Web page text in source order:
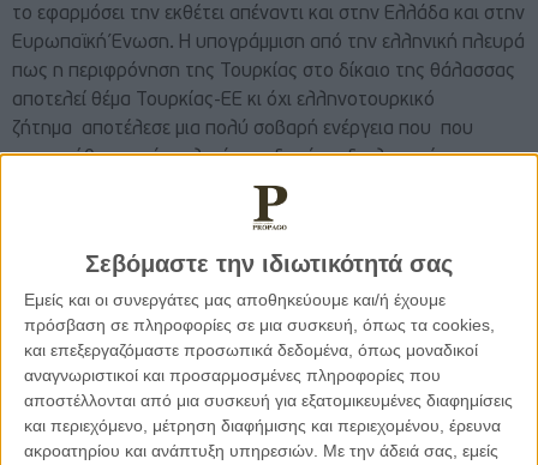
Σεβόμαστε την ιδιωτικότητά σας
Εμείς και οι συνεργάτες μας αποθηκεύουμε και/ή έχουμε
πρόσβαση σε πληροφορίες σε μια συσκευή, όπως τα cookies,
και επεξεργαζόμαστε προσωπικά δεδομένα, όπως μοναδικοί
αναγνωριστικοί και προσαρμοσμένες πληροφορίες που
αποστέλλονται από μια συσκευή για εξατομικευμένες διαφημίσεις
και περιεχόμενο, μέτρηση διαφήμισης και περιεχομένου, έρευνα
ακροατηρίου και ανάπτυξη υπηρεσιών. Με την άδειά σας, εμείς
το εφαρμόσει την εκθέτει απέναντι και στην Ελλάδα και στην
Ευρωπαϊκή Ένωση. Η υπογράμμιση από την ελληνική πλευρά
πως η περιφρόνηση της Τουρκίας στο δίκαιο της θάλασσας
αποτελεί θέμα Τουρκίας-ΕΕ κι όχι ελληνοτουρκικό
ζήτημα αποτέλεσε μια πολύ σοβαρή ενέργεια που που
υπηρετήθηκε από τη λεγόμενη δημόσια διπλωματία.
Σε ό,τι τώρα αφορά το μέλλον: η Τουρκία το 2020 δεν
ήταν απλώς προκλητική, ήταν επιθετική
. Επειδή όμως
σήμερα το πρόβλημά της είναι πρωτίστως η Αμερική δεν
εκτιμώ ότι το αμέσως επόμενο χρονικό διάστημα η Τουρκία
θα κλιμακώσει τις επιθετικές της ενέργειες. Επί προεδρίας
Τράμπ ο Ερντογάν διαμόρφωσε έναν άξονα με την Μόσχα και
την Τεχεράνη που σήμερα με τον Μπάιντεν του δημιουργεί
πολλά προβλήματα. Ακριβώς, λοιπόν, επειδή η Τουρκία
επιμένει στην προσπάθεια να εκπέμψει μηνύματα